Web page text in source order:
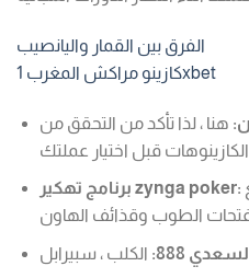
الفرق بين القمار واليانصيب
كازينو مراكش المغرب 1xbet
هنا ، لذا تأكد من التحقق من
برنامج تهكير zynga poker:
888: